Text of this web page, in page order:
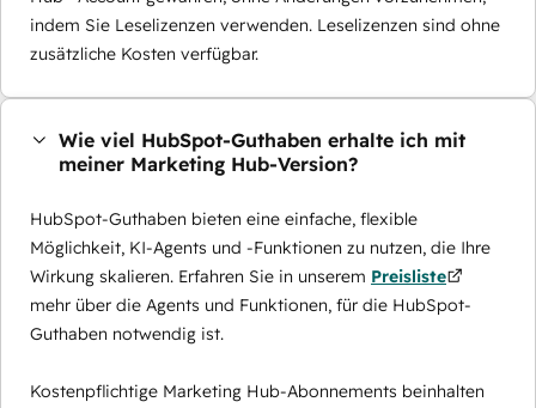
indem Sie Leselizenzen verwenden. Leselizenzen sind ohne
zusätzliche Kosten verfügbar.
Wie viel HubSpot-Guthaben erhalte ich mit
meiner Marketing Hub-Version?
HubSpot-Guthaben bieten eine einfache, flexible
Möglichkeit, KI-Agents und -Funktionen zu nutzen, die Ihre
Wirkung skalieren. Erfahren Sie in unserem Preisliste
mehr über die Agents und Funktionen, für die HubSpot-
Guthaben notwendig ist.
Kostenpflichtige Marketing Hub-Abonnements beinhalten